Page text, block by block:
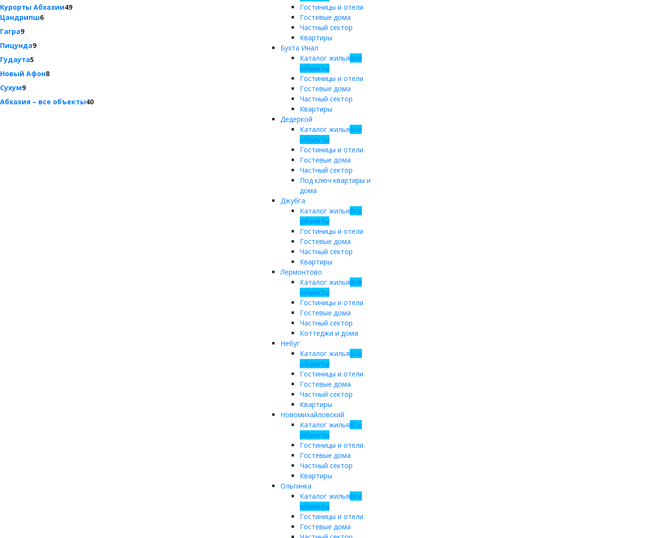
Курорты Абхазии49
Цандрипш6
Гагра9
Пицунда9
Гудаута5
Новый Афон8
Сухум9
Абхазия – все объекты40
Гостиницы и отели
Гостевые дома
Частный сектор
Квартиры
Бухта Инал
Каталог жильяВсе
объекты
Гостиницы и отели
Гостевые дома
Частный сектор
Квартиры
Дедеркой
Каталог жильяВсе
объекты
Гостиницы и отели
Гостевые дома
Частный сектор
Под ключ квартиры и
дома
Джубга
Каталог жильяВсе
объекты
Гостиницы и отели
Гостевые дома
Частный сектор
Квартиры
Лермонтово
Каталог жильяВсе
объекты
Гостиницы и отели
Гостевые дома
Частный сектор
Коттеджи и дома
Небуг
Каталог жильяВсе
объекты
Гостиницы и отели
Гостевые дома
Частный сектор
Квартиры
Новомихайловский
Каталог жильяВсе
объекты
Гостиницы и отели
Гостевые дома
Частный сектор
Квартиры
Ольгинка
Каталог жильяВсе
объекты
Гостиницы и отели
Гостевые дома